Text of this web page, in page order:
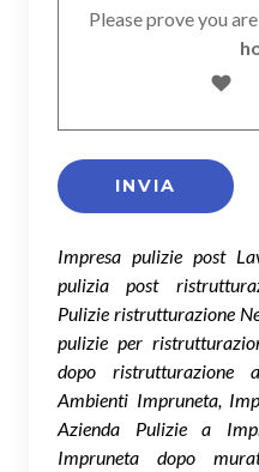
Please prove you
Impresa pulizie post
pulizia post
Pulizie ristrutturazione
pulizie per
dopo ristrutturazione
Ambienti Impruneta,
Azienda Pulizie a
Impruneta dopo